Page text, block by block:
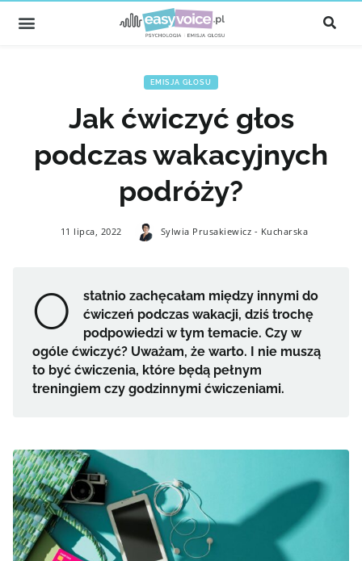
EMISJA GŁOSU
Jak ćwiczyć głos
podczas wakacyjnych
podróży?
11 lipca, 2022 Sylwia Prusakiewicz - Kucharska
O
statnio zachęcałam między innymi do
ćwiczeń podczas wakacji, dziś trochę
podpowiedzi w tym temacie. Czy w
ogóle ćwiczyć? Uważam, że warto. I nie muszą
to być ćwiczenia, które będą pełnym
treningiem czy godzinnymi ćwiczeniami.